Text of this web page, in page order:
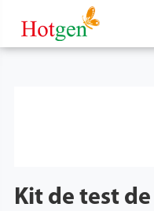
Kit de test